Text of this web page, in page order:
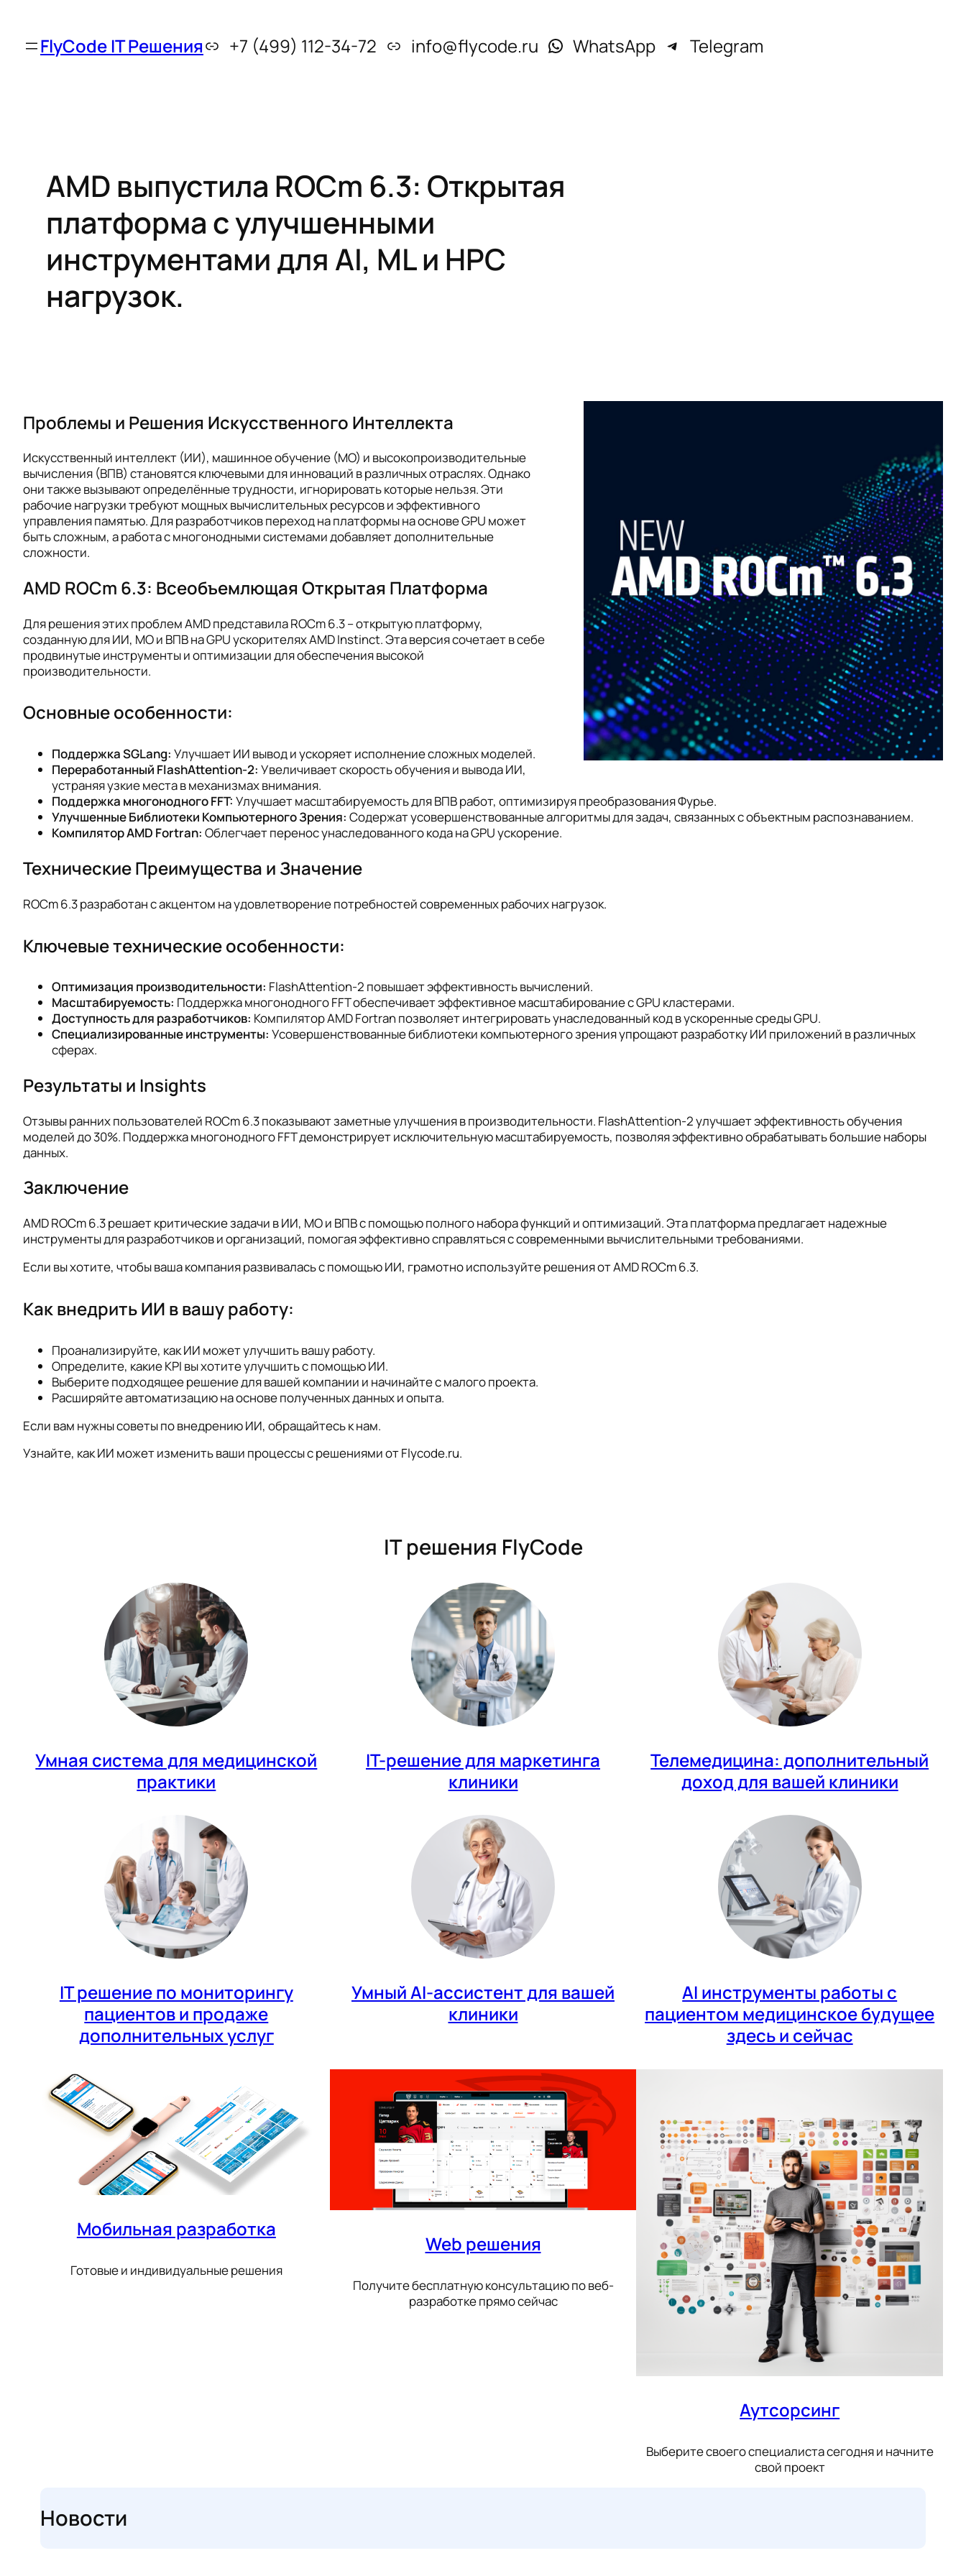
FlyCode IT Решения +7 (499) 112-34-72 info@flycode.ru WhatsApp Telegram
AMD выпустила ROCm 6.3: Открытая
платформа с улучшенными
инструментами для AI, ML и HPC
нагрузок.
Проблемы и Решения Искусственного Интеллекта
Искусственный интеллект (ИИ), машинное обучение (МО) и высокопроизводительные
вычисления (ВПВ) становятся ключевыми для инноваций в различных отраслях. Однако
они также вызывают определённые трудности, игнорировать которые нельзя. Эти
рабочие нагрузки требуют мощных вычислительных ресурсов и эффективного
управления памятью. Для разработчиков переход на платформы на основе GPU может
быть сложным, а работа с многонодными системами добавляет дополнительные
сложности.
AMD ROCm 6.3: Всеобъемлющая Открытая Платформа
Для решения этих проблем AMD представила ROCm 6.3 – открытую платформу,
созданную для ИИ, МО и ВПВ на GPU ускорителях AMD Instinct. Эта версия сочетает в себе
продвинутые инструменты и оптимизации для обеспечения высокой
производительности.
Основные особенности:
Поддержка SGLang: Улучшает ИИ вывод и ускоряет исполнение сложных моделей.
Переработанный FlashAttention-2: Увеличивает скорость обучения и вывода ИИ,
устраняя узкие места в механизмах внимания.
Поддержка многонодного FFT: Улучшает масштабируемость для ВПВ работ, оптимизируя преобразования Фурье.
Улучшенные Библиотеки Компьютерного Зрения: Содержат усовершенствованные алгоритмы для задач, связанных с объектным распознаванием.
Компилятор AMD Fortran: Облегчает перенос унаследованного кода на GPU ускорение.
Технические Преимущества и Значение
ROCm 6.3 разработан с акцентом на удовлетворение потребностей современных рабочих нагрузок.
Ключевые технические особенности:
Оптимизация производительности: FlashAttention-2 повышает эффективность вычислений.
Масштабируемость: Поддержка многонодного FFT обеспечивает эффективное масштабирование с GPU кластерами.
Доступность для разработчиков: Компилятор AMD Fortran позволяет интегрировать унаследованный код в ускоренные среды GPU.
Специализированные инструменты: Усовершенствованные библиотеки компьютерного зрения упрощают разработку ИИ приложений в различных
сферах.
Результаты и Insights
Отзывы ранних пользователей ROCm 6.3 показывают заметные улучшения в производительности. FlashAttention-2 улучшает эффективность обучения
моделей до 30%. Поддержка многонодного FFT демонстрирует исключительную масштабируемость, позволяя эффективно обрабатывать большие наборы
данных.
Заключение
AMD ROCm 6.3 решает критические задачи в ИИ, МО и ВПВ с помощью полного набора функций и оптимизаций. Эта платформа предлагает надежные
инструменты для разработчиков и организаций, помогая эффективно справляться с современными вычислительными требованиями.
Если вы хотите, чтобы ваша компания развивалась с помощью ИИ, грамотно используйте решения от AMD ROCm 6.3.
Как внедрить ИИ в вашу работу:
Проанализируйте, как ИИ может улучшить вашу работу.
Определите, какие KPI вы хотите улучшить с помощью ИИ.
Выберите подходящее решение для вашей компании и начинайте с малого проекта.
Расширяйте автоматизацию на основе полученных данных и опыта.
Если вам нужны советы по внедрению ИИ, обращайтесь к нам.
Узнайте, как ИИ может изменить ваши процессы с решениями от Flycode.ru.
IT решения FlyCode
Умная система для медицинской
практики
IT-решение для маркетинга
клиники
Телемедицина: дополнительный
доход для вашей клиники
IT решение по мониторингу
пациентов и продаже
дополнительных услуг
Умный AI-ассистент для вашей
клиники
AI инструменты работы с
пациентом медицинское будущее
здесь и сейчас
Мобильная разработка
Готовые и индивидуальные решения
Web решения
Получите бесплатную консультацию по веб-
разработке прямо сейчас
Аутсорсинг
Выберите своего специалиста сегодня и начните
свой проект
Новости